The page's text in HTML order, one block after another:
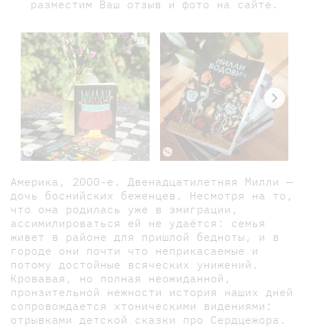
разместим Ваш отзыв и фото на сайте.
Америка, 2000-е. Двенадцатилетняя Милли —
дочь боснийских беженцев. Несмотря на то,
что она родилась уже в эмиграции,
ассимилироваться ей не удаётся: семья
живет в районе для пришлой бедноты, и в
городе они почти что неприкасаемые и
потому достойные всяческих унижений.
Кровавая, но полная неожиданной,
пронзительной нежности история наших дней
сопровождается хтоническими видениями:
отрывками детской сказки про Сердцежора.